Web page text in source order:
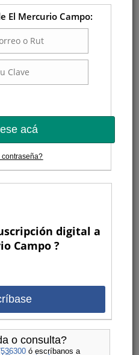
El Mercurio Campo:
acá
contraseña?
digital a
Campo ?
o consulta?
ó escríbanos a